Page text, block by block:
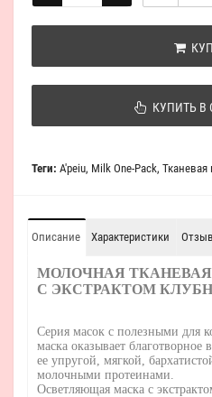
КУПИТЬ В
Теги: A'peiu, Milk One-Pack, Тканевая
Описание Характеристики
МОЛОЧНАЯ
С ЭКСТРАКТОМ
Серия масок с полезными для
маска оказывает благотворное
ее упругой, мягкой,
молочными протеинами.
Осветляющая маска с